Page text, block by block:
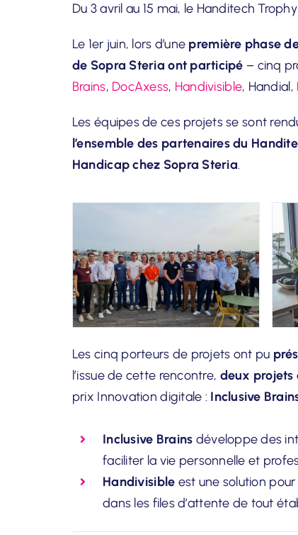
Du 3 avril au 15 mai, le Handitech
Le 1er juin, lors d’une première phase
de Sopra Steria ont participé – cinq
Brains, DocAxess, Handivisible, Handial,
Les équipes de ces projets se sont
l’ensemble des partenaires du
Handicap chez Sopra Steria.
Les cinq porteurs de projets ont pu
l’issue de cette rencontre, deux projets
prix Innovation digitale : Inclusive
Inclusive Brains développe des
faciliter la vie personnelle et
Handivisible est une solution
dans les files d’attente de tout